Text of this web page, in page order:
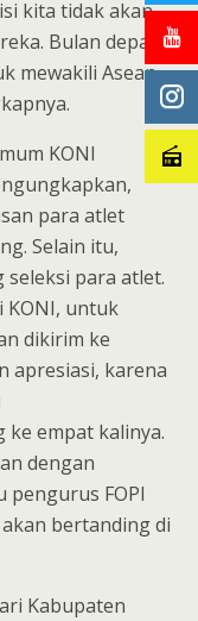
kita tidak akan
Bulan depan
mewakili Asean
KONI
para atlet
Selain itu,
para atlet.
KONI, untuk
dikirim ke
apresiasi, karena
empat kalinya.
dengan
pengurus FOPI
bertanding di
Kabupaten